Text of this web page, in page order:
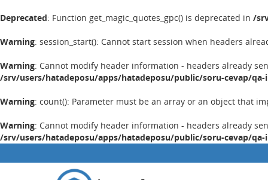
Deprecated: Function get_magic_quotes_gpc() is deprecated in /
Warning: session_start(): Cannot start session when headers
Warning: Cannot modify header information - headers already
/srv/users/hatadeposu/apps/hatadeposu/public/soru-cevap/
Warning: count(): Parameter must be an array or an object that
Warning: Cannot modify header information - headers already
/srv/users/hatadeposu/apps/hatadeposu/public/soru-cevap/